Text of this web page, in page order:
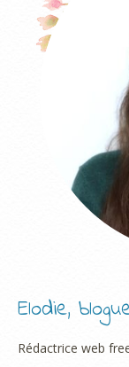
Elodie,
Rédactrice web